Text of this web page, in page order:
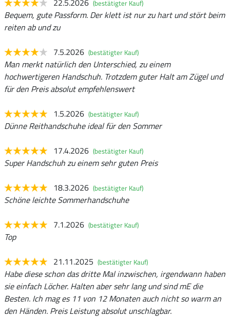
22.5.2026 (bestätigter Kauf)
Bequem, gute Passform. Der klett ist nur zu hart und stört beim
reiten ab und zu
7.5.2026 (bestätigter Kauf)
Man merkt natürlich den Unterschied, zu einem
hochwertigeren Handschuh. Trotzdem guter Halt am Zügel und
für den Preis absolut empfehlenswert
1.5.2026 (bestätigter Kauf)
Dünne Reithandschuhe ideal für den Sommer
17.4.2026 (bestätigter Kauf)
Super Handschuh zu einem sehr guten Preis
18.3.2026 (bestätigter Kauf)
Schöne leichte Sommerhandschuhe
7.1.2026 (bestätigter Kauf)
Top
21.11.2025 (bestätigter Kauf)
Habe diese schon das dritte Mal inzwischen, irgendwann haben
sie einfach Löcher. Halten aber sehr lang und sind mE die
Besten. Ich mag es 11 von 12 Monaten auch nicht so warm an
den Händen. Preis Leistung absolut unschlagbar.